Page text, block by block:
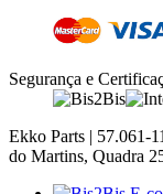
Segurança e
Ekko Parts | 57.061-
do Martins, Quadra